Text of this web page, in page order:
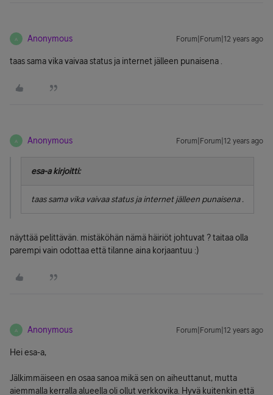
A Anonymous Forum|Forum|12 years ago
taas sama vika vaivaa status ja internet jälleen punaisena .
A Anonymous Forum|Forum|12 years ago
esa-a kirjoitti:
taas sama vika vaivaa status ja internet jälleen punaisena .
näyttää pelittävän. mistäköhän nämä häiriöt johtuvat ? taitaa olla
parempi vain odottaa että tilanne aina korjaantuu :)
A Anonymous Forum|Forum|12 years ago
Hei esa-a,
Jälkimmäiseen en osaa sanoa mikä sen on aiheuttanut, mutta
aiemmalla kerralla alueella oli ollut verkkovika. Hyvä kuitenkin että